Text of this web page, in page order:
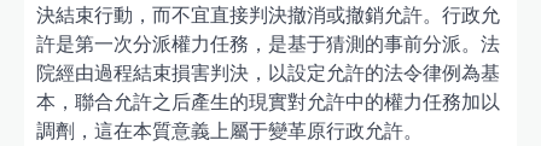
決結束行動，而不宜直接判決撤消或撤銷允許。行政允
許是第一次分派權力任務，是基于猜測的事前分派。法
院經由過程結束損害判決，以設定允許的法令律例為基
本，聯合允許之后產生的現實對允許中的權力任務加以
調劑，這在本質意義上屬于變革原行政允許。